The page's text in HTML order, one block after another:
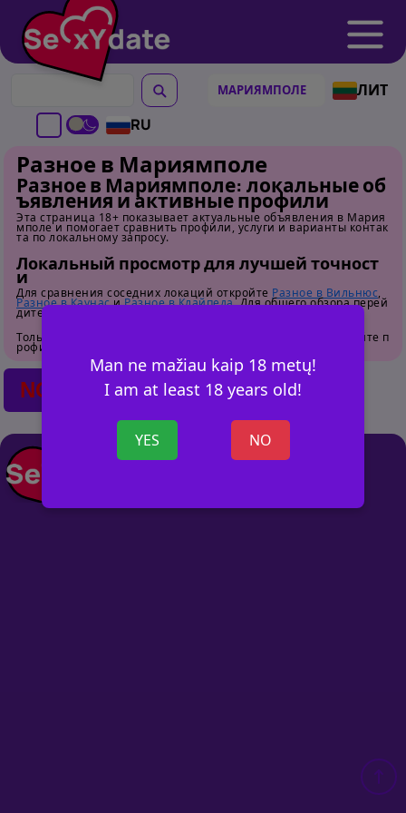
ЛИТ
RU
Man ne mažiau kaip 18 metų!
I am at least 18 years old!
YES NO
Разное в Мариямполе
Разное в Мариямполе: локальные об
ъявления и активные профили
Эта страница 18+ показывает актуальные объявления в Мария
мполе и помогает сравнить профили, услуги и варианты контак
та по локальному запросу.
Локальный просмотр для лучшей точност
и
Для сравнения соседних локаций откройте Разное в Вильнюс,
Разное в КаунасиРазное в Клайпеда. Для общего обзора перей
дите на
Только для взрослых. Перед контактом внимательно изучайте п
рофили.
NO POSTS FOUND
+ ОБЪЯВ